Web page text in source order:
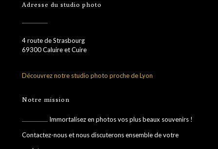
Adresse du studio photo
4 route de Strasbourg
69300 Caluire et Cuire
Découvrez notre studio photo proche de Lyon
Notre mission
Immortalisez en photos vos plus beaux souvenirs !
Contactez-nous et nous discuterons ensemble de votre